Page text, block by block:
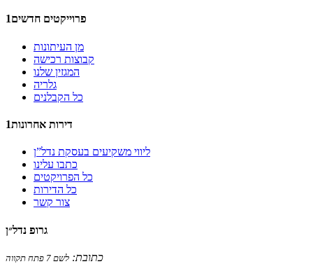
1פרוייקטים חדשים
מן העיתונות
קבוצות רכישה
המגזין שלנו
גלריה
כל הקבלנים
דירות אחרונות1
ליווי משקיעים בעסקת נדל”ן
כתבו עלינו
כל הפרויקטים
כל הדירות
צור קשר
גרופ נדל״ן
כתובת: לשם 7 פתח תקווה